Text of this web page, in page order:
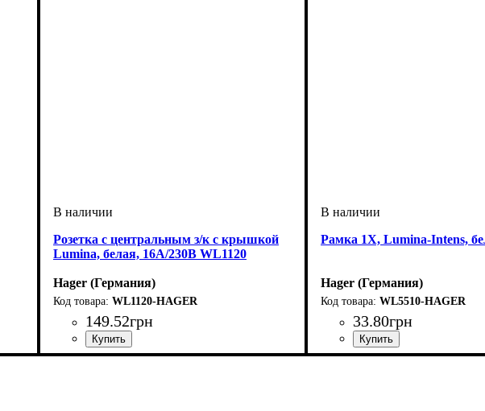
Розетка с центральным з/к с крышкой
Lumina, белая, 16А/230В WL1120
Hager (Германия)
WL1120-HAGER
149.52грн
Тип электрофурнитуры: Розетки
Тип розетки: Силовые розетки 220 Вольт
Защитная крышка: С крышкой
Заземление: С зазмелением
Серия: Lumina
Цвет: Белый
Номинальный ток: 16А
Рамка 1X, Lumina-Intens,
Hager (Германия)
WL5510-HAGER
33.80грн
Тип электрофурнитуры:
Количество мест рамок: 1
Серия: Lumina-Intense
Цвет: Белый